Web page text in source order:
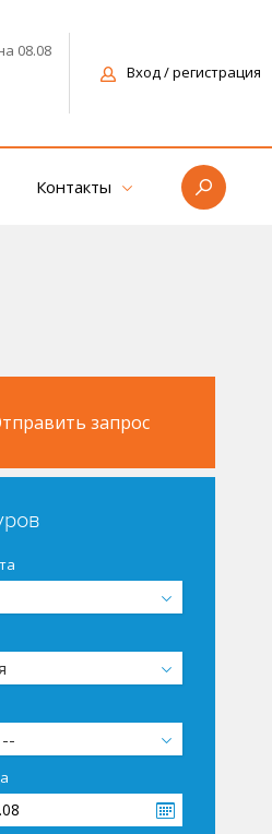
08.08
Вход/ регистрация
Контакты
запрос